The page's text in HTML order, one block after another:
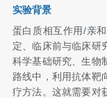
实验背景
蛋白质相互作用/亲
定、临床前与临床研
科学基础研究、生物
路线中，利用抗体靶
疗方法。这就需要对